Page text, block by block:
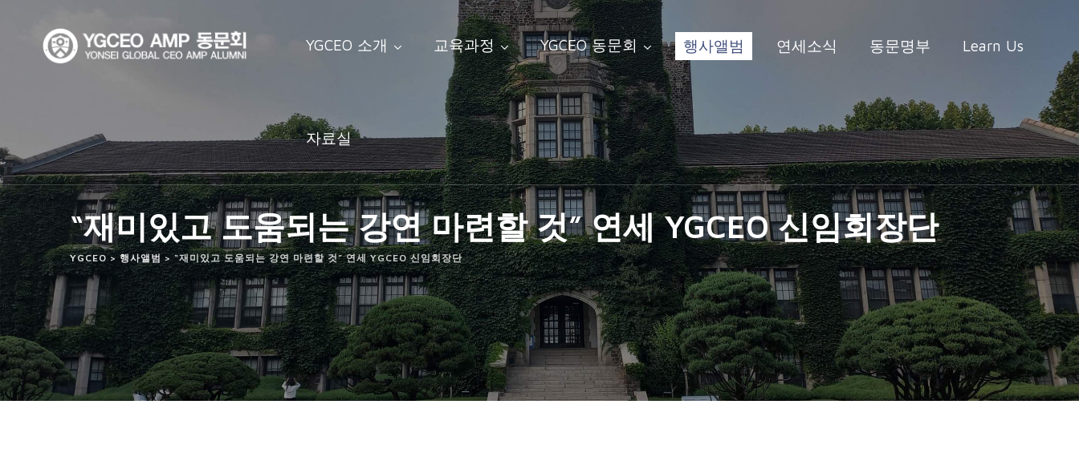
YGCEO 소개 교육과정 YGCEO 동문회 행사앨범 연세소식 동문명부 Learn Us
자료실
“재미있고 도움되는 강연 마련할 것” 연세 YGCEO 신임회장단
YGCEO>행사앨범 >“재미있고 도움되는 강연 마련할 것” 연세 YGCEO 신임회장단